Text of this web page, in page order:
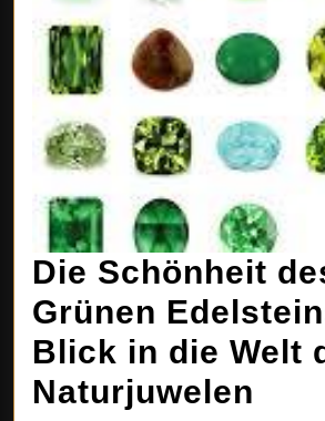
Die Schönheit
Grünen
Blick in die Welt
Naturjuwelen